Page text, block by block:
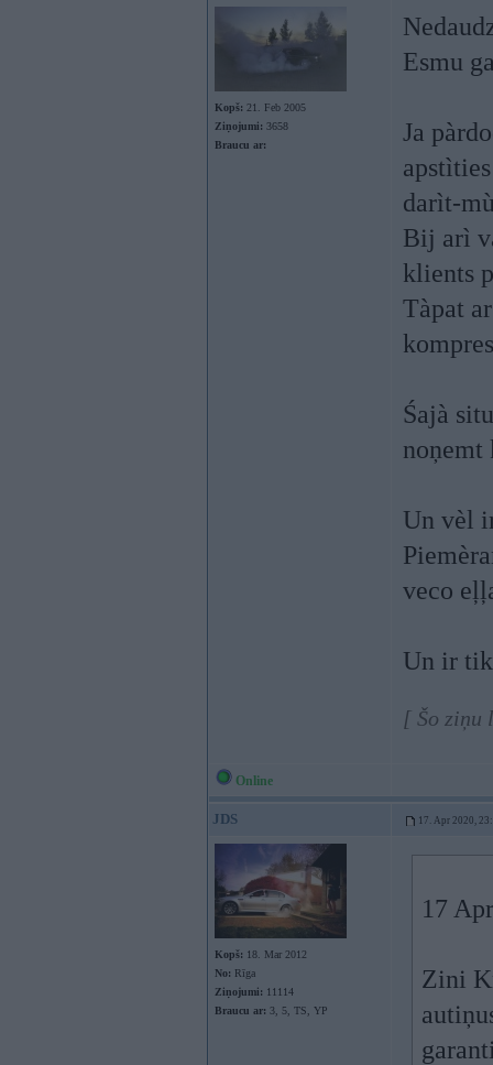
Kopš: 21. Feb 2005
Ziņojumi: 3658
Braucu ar:
Esmu
Ja
darìt-
Bij arì
klients
Tàpat
Śajà
noņemt
Un vèl
veco
Un ir
[ Šo ziņu
Online
JDS 17. Apr 2020,
Kopš: 18. Mar 2012
No: Rīga
Ziņojumi: 11114
Braucu ar: 3, 5, TS, YP
17
Zini